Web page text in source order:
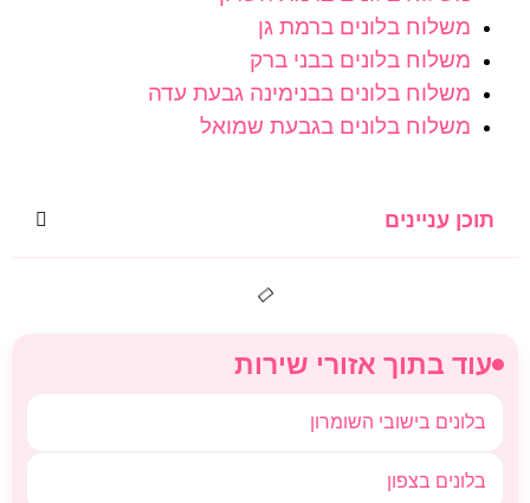
תוכן עניינים
עוד בתוך אזורי שירות
בלונים בישובי השומרון
בלונים בצפון
משלוח בלונים ברמת גן
משלוח בלונים בבני ברק
משלוח בלונים בבנימינה גבעת עדה
משלוח בלונים בגבעת שמואל